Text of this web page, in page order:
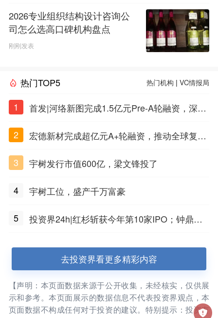
2026专业组织结构设计咨询公
司怎么选高口碑机构盘点
刚刚发表
热门TOP5 热门机构 |VC情报局
1
首发|河络新图完成1.5亿元Pre-A轮融资，深耕i
2
宏德新材完成超亿元A+轮融资，推动全球复合
3
宇树发行市值600亿，梁文锋投了
4 宇树工位，盛产千万富豪
5
投资界24h|红杉斩获今年第10家IPO；钟鼎投
水
去投资界看更多精彩内容
【声明：本页面数据来源于公开收集，未经核实，仅供展
示和参考。本页面展示的数据信息不代表投资界观点，本
页面数据不构成任何对于投资的建议。特别提示：投资有